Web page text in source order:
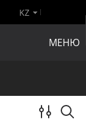
KZ
МЕНЮ